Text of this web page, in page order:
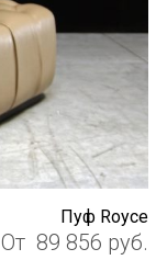
Пуф Royce
От 89 856 руб.